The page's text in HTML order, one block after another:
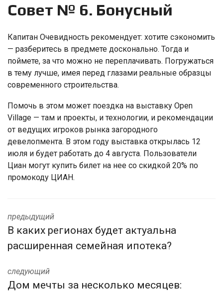
Совет № 6. Бонусный
Капитан Очевидность рекомендует: хотите сэкономить
— разберитесь в предмете досконально. Тогда и
поймете, за что можно не переплачивать. Погружаться
в тему лучше, имея перед глазами реальные образцы
современного строительства.
Помочь в этом может поездка на выставку Open
Village — там и проекты, и технологии, и рекомендации
от ведущих игроков рынка загородного
девелопмента. В этом году выставка открылась 12
июля и будет работать до 4 августа. Пользователи
Циан могут купить билет на нее со скидкой 20% по
промокоду ЦИАН.
предыдущий
В каких регионах будет актуальна
расширенная семейная ипотека?
следующий
Дом мечты за несколько месяцев: